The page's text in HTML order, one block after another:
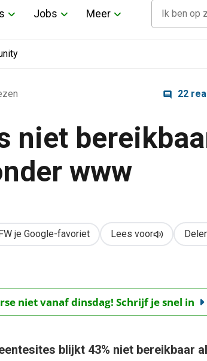
Jobs Meer
22
niet
www
je Google-favoriet Lees voor
niet vanaf dinsdag! Schrijf je snel in
blijkt 43% niet ­bereikbaar